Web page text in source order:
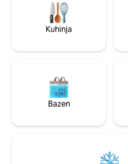
vašim željama. Na zahtjev: privatni
masaža u vili, svakodnevna usluga
spremačice, čuvanje djece i
Kuhinja
Bazen